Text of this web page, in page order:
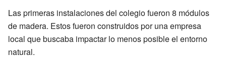
Las primeras instalaciones del colegio fueron 8 módulos
de madera. Estos fueron construidos por una empresa
local que buscaba impactar lo menos posible el entorno
natural.